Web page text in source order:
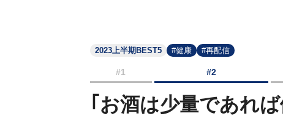
2023上半期BEST5 #健康 #再配信
#1 #2
｢お酒は少量であれ